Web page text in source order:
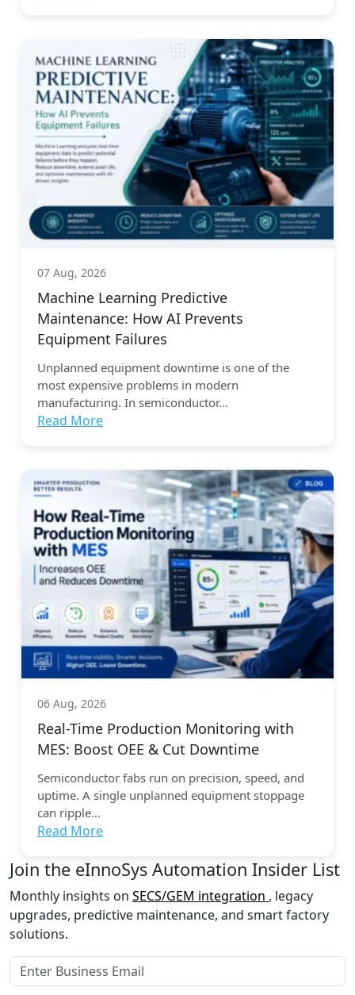
07 Aug, 2026
Machine Learning Predictive
Maintenance: How AI Prevents
Equipment Failures
Unplanned equipment downtime is one of the
most expensive problems in modern
manufacturing. In semiconductor...
Read More
06 Aug, 2026
Real-Time Production Monitoring with
MES: Boost OEE & Cut Downtime
Semiconductor fabs run on precision, speed, and
uptime. A single unplanned equipment stoppage
can ripple...
Read More
Join the eInnoSys Automation Insider List
Monthly insights on SECS/GEM integration , legacy
upgrades, predictive maintenance, and smart factory
solutions.